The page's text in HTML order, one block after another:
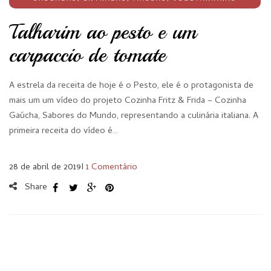
Talharim ao pesto e um
carpaccio de tomate
A estrela da receita de hoje é o Pesto, ele é o protagonista de
mais um um vídeo do projeto Cozinha Fritz & Frida – Cozinha
Gaúcha, Sabores do Mundo, representando a culinária italiana. A
primeira receita do vídeo é…
28 de abril de 2019I 1 Comentário
Share